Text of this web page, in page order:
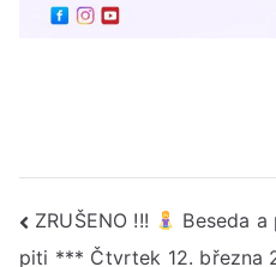
Navigace
ZRUŠENO !!!
Beseda
piti *** Čtvrtek 12. března